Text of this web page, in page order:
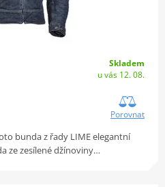
Skladem
u vás 12. 08.
Porovnat
bunda z řady LIME elegantní
ze zesílené džínoviny…